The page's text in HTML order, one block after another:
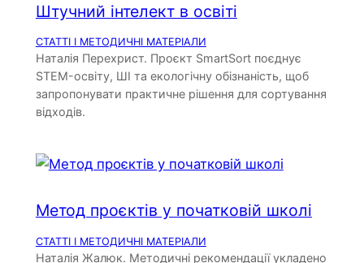
Штучний інтелект в освіті
СТАТТІ І МЕТОДИЧНІ МАТЕРІАЛИ
Наталія Перехрист. Проєкт SmartSort поєднує
STEM-освіту, ШІ та екологічну обізнаність, щоб
запропонувати практичне рішення для сортування
відходів.
Метод проєктів у початковій школі
СТАТТІ І МЕТОДИЧНІ МАТЕРІАЛИ
Наталія Жалюк. Методичні рекомендації укладено